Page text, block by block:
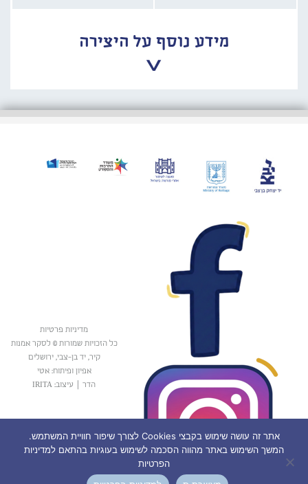
מידע נוסף על היצירה
מדיניות פרטיות
כל הזכויות שמורות © לסקר אמנות
קיר, יד בן-צבי, ירושלים
אפיון ופיתוח: אטי
הדר
עיצוב: IRITA
אתר זה עושה שימוש בקבצי Cookies לצורך שיפור חוויית המשתמש.
המשך השימוש באתר מהווה הסכמה לשימוש בעוגיות בהתאם למדיניות
הפרטיות